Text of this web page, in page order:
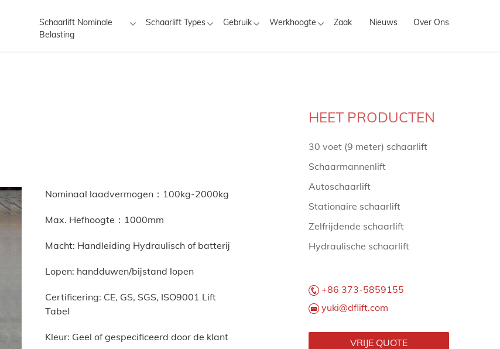
Schaarlift Nominale
Belasting
Schaarlift Types Gebruik Werkhoogte Zaak Nieuws Over Ons
Nominaal laadvermogen：100kg-2000kg
Max. Hefhoogte：1000mm
Macht: Handleiding Hydraulisch of batterij
Lopen: handduwen/bijstand lopen
Certificering: CE, GS, SGS, ISO9001 Lift
Tabel
Kleur: Geel of gespecificeerd door de klant
HEET PRODUCTEN
30 voet (9 meter) schaarlift
Schaarmannenlift
Autoschaarlift
Stationaire schaarlift
Zelfrijdende schaarlift
Hydraulische schaarlift
+86 373-5859155
yuki@dflift.com
VRIJE QUOTE